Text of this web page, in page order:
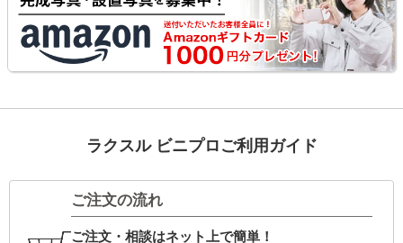
ラクスル ビニプロご利用ガイド
ご注文の流れ
ご注文・相談はネット上で簡単！